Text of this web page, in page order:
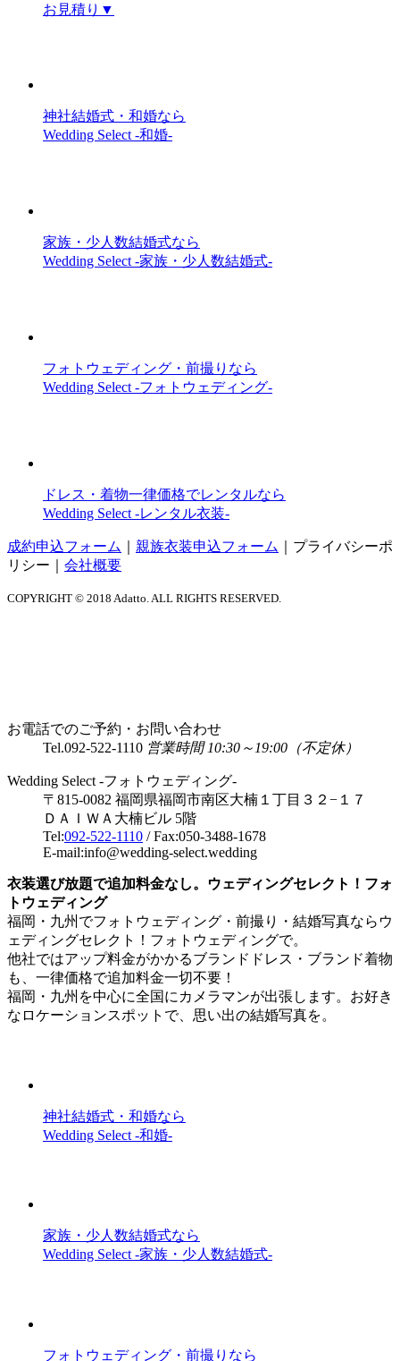
お見積り ▼
神社結婚式・和婚なら
Wedding Select -和婚-
家族・少人数結婚式なら
Wedding Select -家族・少人数結婚式-
フォトウェディング・前撮りなら
Wedding Select -フォトウェディング-
ドレス・着物一律価格でレンタルなら
Wedding Select -レンタル衣装-
成約申込フォーム 親族衣装申込フォーム
プライバシーポ
リシー
会社概要
COPYRIGHT © 2018 Adatto. ALL RIGHTS RESERVED.
お電話でのご予約・お問い合わせ
Tel.092-522-1110 営業時間 10:30～19:00（不定休）
Wedding Select -フォトウェディング-
〒815-0082 福岡県福岡市南区大楠１丁目３２−１７
ＤＡＩＷＡ大楠ビル 5階
Tel:092-522-1110 / Fax:050-3488-1678
E-mail:info@wedding-select.wedding
衣装選び放題で追加料金なし。ウェディングセレクト！フォ
トウェディング
福岡・九州でフォトウェディング・前撮り・結婚写真ならウ
ェディングセレクト！フォトウェディングで。
他社ではアップ料金がかかるブランドドレス・ブランド着物
も、一律価格で追加料金一切不要！
福岡・九州を中心に全国にカメラマンが出張します。お好き
なロケーションスポットで、思い出の結婚写真を。
神社結婚式・和婚なら
Wedding Select -和婚-
家族・少人数結婚式なら
Wedding Select -家族・少人数結婚式-
フォトウェディング・前撮りなら